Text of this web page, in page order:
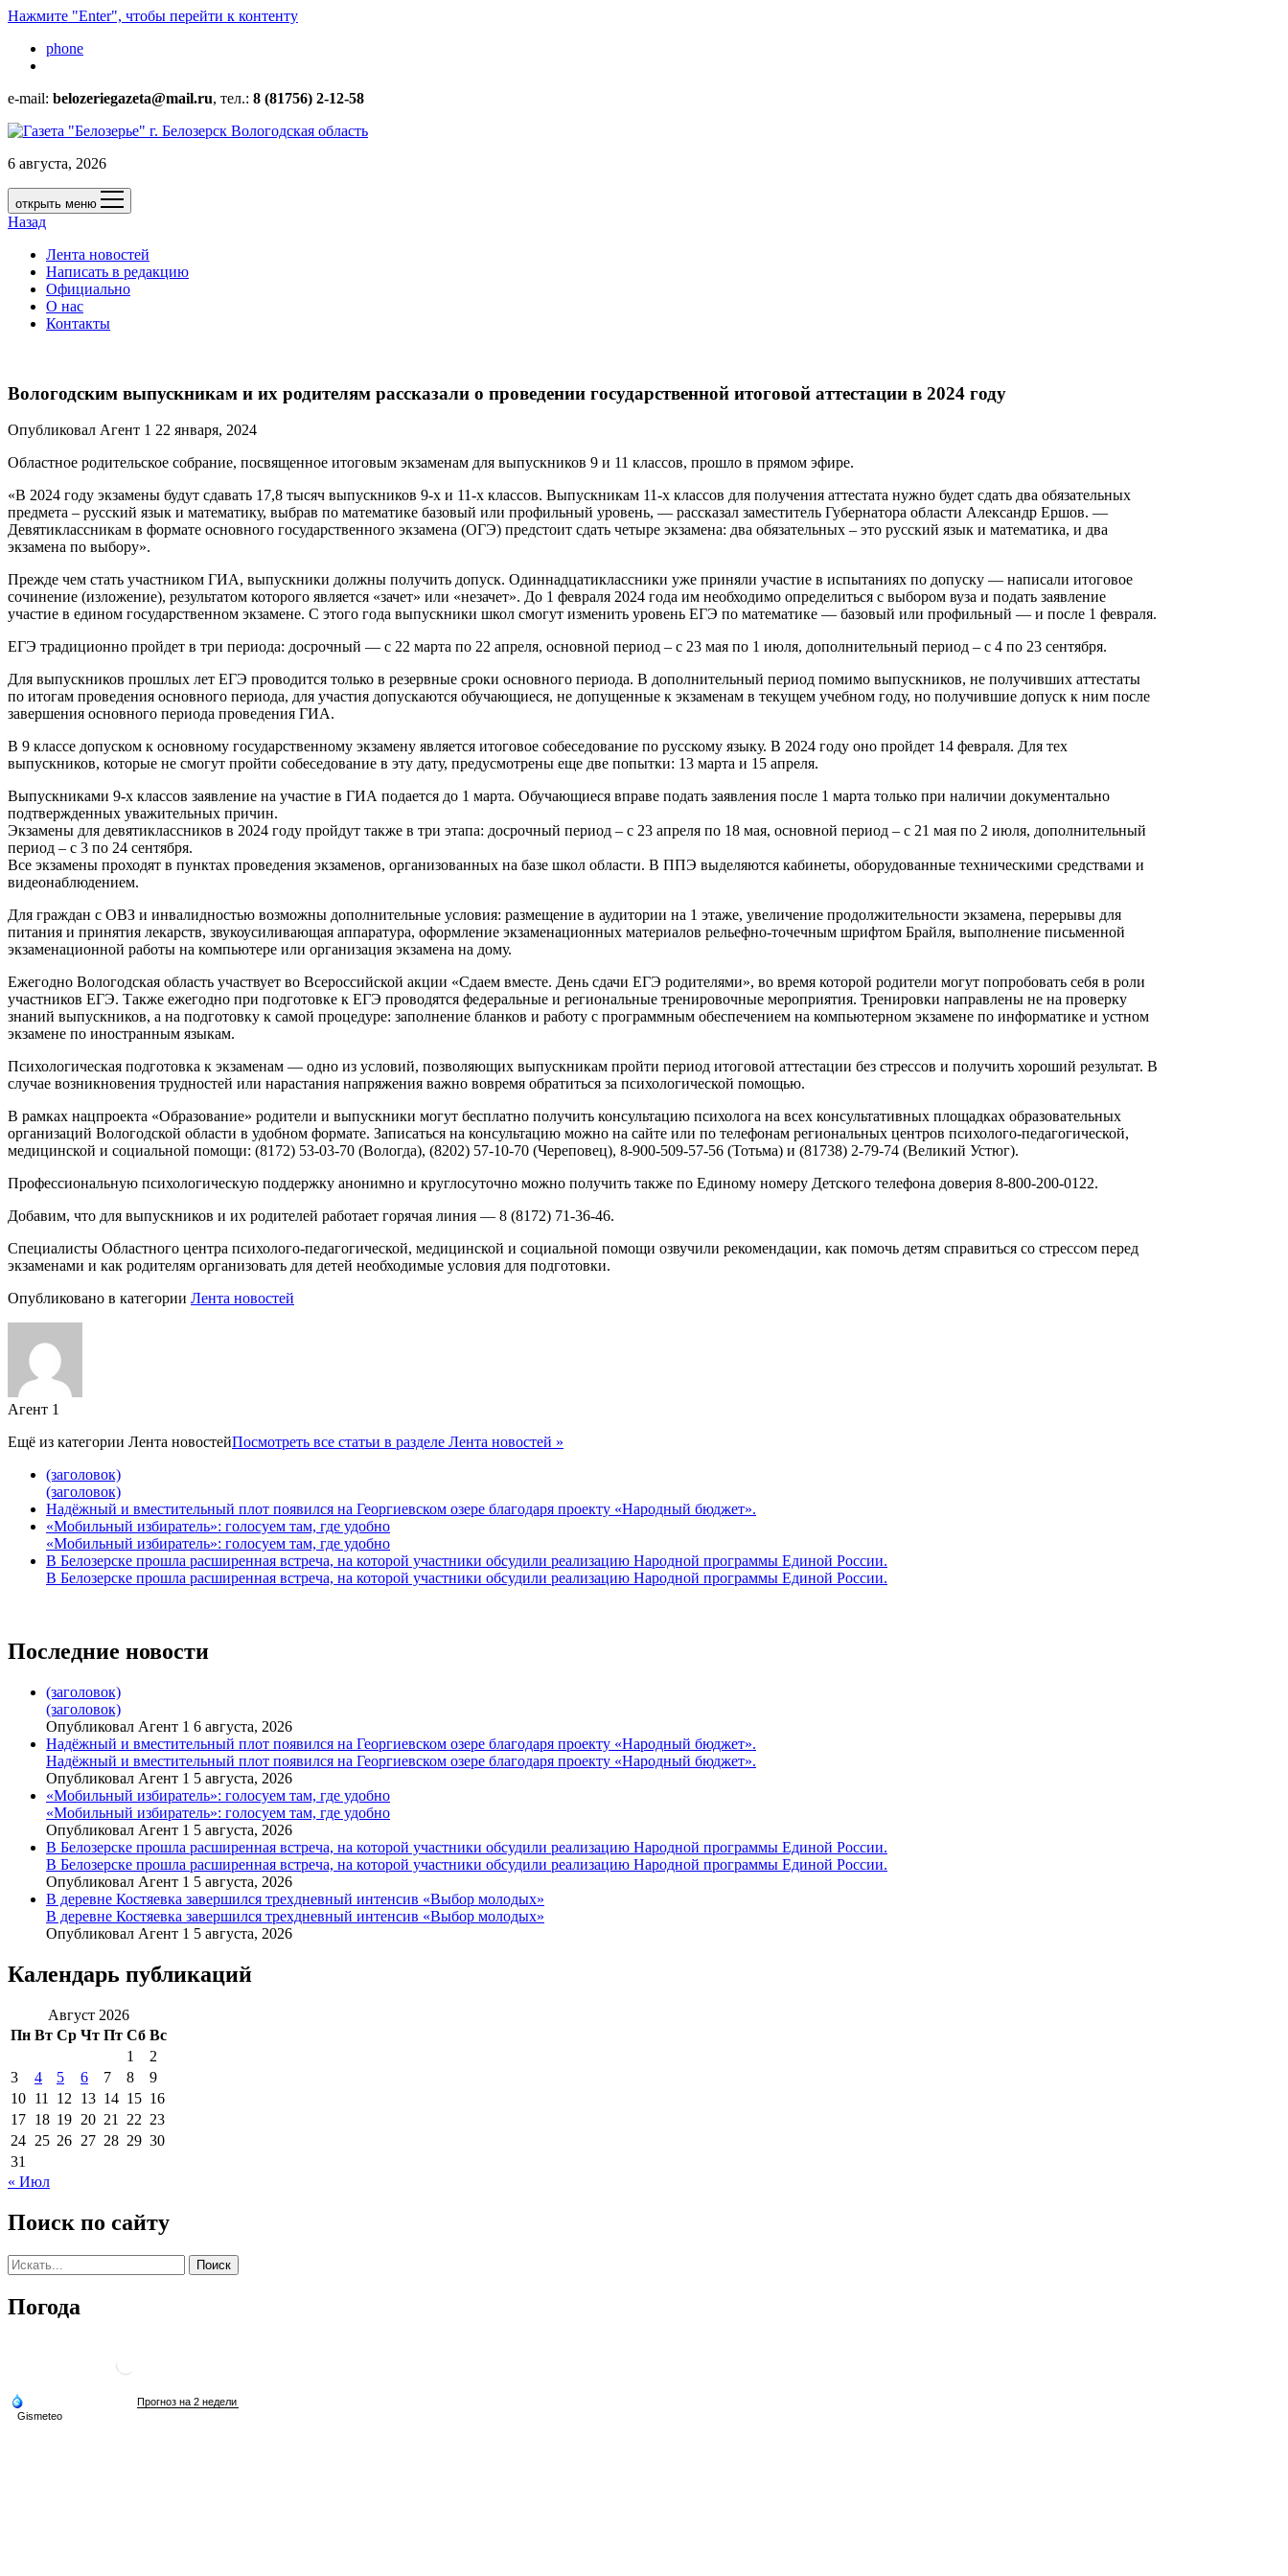
Нажмите "Enter", чтобы перейти к контенту
phone
e-mail: belozeriegazeta@mail.ru, тел.: 8 (81756) 2-12-58
6 августа, 2026
открыть меню
Назад
Лента новостей
Написать в редакцию
Официально
О нас
Контакты
Вологодским выпускникам и их родителям рассказали о проведении государственной итоговой аттестации в 2024 году
Опубликовал Агент 1 22 января, 2024
Областное родительское собрание, посвященное итоговым экзаменам для выпускников 9 и 11 классов, прошло в прямом эфире.
«В 2024 году экзамены будут сдавать 17,8 тысяч выпускников 9-х и 11-х классов. Выпускникам 11-х классов для получения аттестата нужно будет сдать два обязательных
предмета – русский язык и математику, выбрав по математике базовый или профильный уровень, — рассказал заместитель Губернатора области Александр Ершов. —
Девятиклассникам в формате основного государственного экзамена (ОГЭ) предстоит сдать четыре экзамена: два обязательных – это русский язык и математика, и два
экзамена по выбору».
Прежде чем стать участником ГИА, выпускники должны получить допуск. Одиннадцатиклассники уже приняли участие в испытаниях по допуску — написали итоговое
сочинение (изложение), результатом которого является «зачет» или «незачет». До 1 февраля 2024 года им необходимо определиться с выбором вуза и подать заявление
участие в едином государственном экзамене. С этого года выпускники школ смогут изменить уровень ЕГЭ по математике — базовый или профильный — и после 1 февраля.
ЕГЭ традиционно пройдет в три периода: досрочный — с 22 марта по 22 апреля, основной период – с 23 мая по 1 июля, дополнительный период – с 4 по 23 сентября.
Для выпускников прошлых лет ЕГЭ проводится только в резервные сроки основного периода. В дополнительный период помимо выпускников, не получивших аттестаты
по итогам проведения основного периода, для участия допускаются обучающиеся, не допущенные к экзаменам в текущем учебном году, но получившие допуск к ним после
завершения основного периода проведения ГИА.
В 9 классе допуском к основному государственному экзамену является итоговое собеседование по русскому языку. В 2024 году оно пройдет 14 февраля. Для тех
выпускников, которые не смогут пройти собеседование в эту дату, предусмотрены еще две попытки: 13 марта и 15 апреля.
Выпускниками 9-х классов заявление на участие в ГИА подается до 1 марта. Обучающиеся вправе подать заявления после 1 марта только при наличии документально
подтвержденных уважительных причин.
Экзамены для девятиклассников в 2024 году пройдут также в три этапа: досрочный период – с 23 апреля по 18 мая, основной период – с 21 мая по 2 июля, дополнительный
период – с 3 по 24 сентября.
Все экзамены проходят в пунктах проведения экзаменов, организованных на базе школ области. В ППЭ выделяются кабинеты, оборудованные техническими средствами и
видеонаблюдением.
Для граждан с ОВЗ и инвалидностью возможны дополнительные условия: размещение в аудитории на 1 этаже, увеличение продолжительности экзамена, перерывы для
питания и принятия лекарств, звукоусиливающая аппаратура, оформление экзаменационных материалов рельефно-точечным шрифтом Брайля, выполнение письменной
экзаменационной работы на компьютере или организация экзамена на дому.
Ежегодно Вологодская область участвует во Всероссийской акции «Сдаем вместе. День сдачи ЕГЭ родителями», во время которой родители могут попробовать себя в роли
участников ЕГЭ. Также ежегодно при подготовке к ЕГЭ проводятся федеральные и региональные тренировочные мероприятия. Тренировки направлены не на проверку
знаний выпускников, а на подготовку к самой процедуре: заполнение бланков и работу с программным обеспечением на компьютерном экзамене по информатике и устном
экзамене по иностранным языкам.
Психологическая подготовка к экзаменам — одно из условий, позволяющих выпускникам пройти период итоговой аттестации без стрессов и получить хороший результат. В
случае возникновения трудностей или нарастания напряжения важно вовремя обратиться за психологической помощью.
В рамках нацпроекта «Образование» родители и выпускники могут бесплатно получить консультацию психолога на всех консультативных площадках образовательных
организаций Вологодской области в удобном формате. Записаться на консультацию можно на сайте или по телефонам региональных центров психолого-педагогической,
медицинской и социальной помощи: (8172) 53-03-70 (Вологда), (8202) 57-10-70 (Череповец), 8-900-509-57-56 (Тотьма) и (81738) 2-79-74 (Великий Устюг).
Профессиональную психологическую поддержку анонимно и круглосуточно можно получить также по Единому номеру Детского телефона доверия 8-800-200-0122.
Добавим, что для выпускников и их родителей работает горячая линия — 8 (8172) 71-36-46.
Специалисты Областного центра психолого-педагогической, медицинской и социальной помощи озвучили рекомендации, как помочь детям справиться со стрессом перед
экзаменами и как родителям организовать для детей необходимые условия для подготовки.
Опубликовано в категории Лента новостей
Агент 1
Ещё из категории Лента новостейПосмотреть все статьи в разделе Лента новостей »
(заголовок)
(заголовок)
Надёжный и вместительный плот появился на Георгиевском озере благодаря проекту «Народный бюджет».
«Мобильный избиратель»: голосуем там, где удобно
«Мобильный избиратель»: голосуем там, где удобно
В Белозерске прошла расширенная встреча, на которой участники обсудили реализацию Народной программы Единой России.
В Белозерске прошла расширенная встреча, на которой участники обсудили реализацию Народной программы Единой России.
Последние новости
(заголовок)
(заголовок)
Опубликовал Агент 1 6 августа, 2026
Надёжный и вместительный плот появился на Георгиевском озере благодаря проекту «Народный бюджет».
Надёжный и вместительный плот появился на Георгиевском озере благодаря проекту «Народный бюджет».
Опубликовал Агент 1 5 августа, 2026
«Мобильный избиратель»: голосуем там, где удобно
«Мобильный избиратель»: голосуем там, где удобно
Опубликовал Агент 1 5 августа, 2026
В Белозерске прошла расширенная встреча, на которой участники обсудили реализацию Народной программы Единой России.
В Белозерске прошла расширенная встреча, на которой участники обсудили реализацию Народной программы Единой России.
Опубликовал Агент 1 5 августа, 2026
В деревне Костяевка завершился трехдневный интенсив «Выбор молодых»
В деревне Костяевка завершился трехдневный интенсив «Выбор молодых»
Опубликовал Агент 1 5 августа, 2026
Календарь публикаций
Август 2026
Пн Вт Ср Чт Пт Сб Вс
1
2
3
4 5 6 7 8
9
10 11 12 13 14 15 16
17 18 19 20 21 22 23
24 25 26 27 28 29 30
31
« Июл
Поиск по сайту
Погода